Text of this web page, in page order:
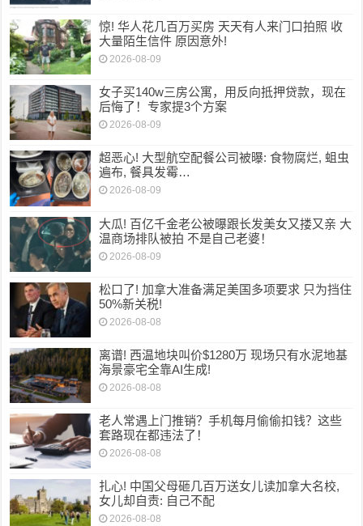
惊! 华人花几百万买房 天天有人来门口拍照 收
大量陌生信件 原因意外!
2026-08-09
女子买140w三房公寓，用反向抵押贷款，现在
后悔了！专家提3个方案
2026-08-09
超恶心! 大型航空配餐公司被曝: 食物腐烂, 蛆虫
遍布, 餐具发霉…
2026-08-09
大瓜! 百亿千金老公被曝跟长发美女又搂又亲 大
温商场排队被拍 不是自己老婆！
2026-08-09
松口了! 加拿大准备满足美国多项要求 只为挡住
50%新关税!
2026-08-08
离谱! 西温地块叫价$1280万 现场只有水泥地基
海景豪宅全靠AI生成!
2026-08-08
老人常遇上门推销？手机每月偷偷扣钱？这些
套路现在都违法了！
2026-08-08
扎心! 中国父母砸几百万送女儿读加拿大名校,
女儿却自责: 自己不配
2026-08-08